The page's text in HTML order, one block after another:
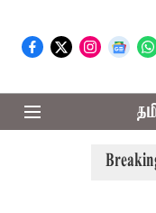
எம்.பி.க்கள்